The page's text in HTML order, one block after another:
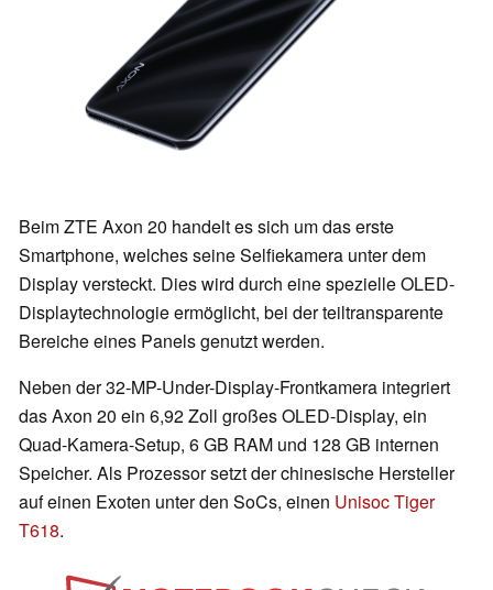
Beim ZTE Axon 20 handelt es sich um das erste
Smartphone, welches seine Selfiekamera unter dem
Display versteckt. Dies wird durch eine spezielle OLED-
Displaytechnologie ermöglicht, bei der teiltransparente
Bereiche eines Panels genutzt werden.
Neben der 32-MP-Under-Display-Frontkamera integriert
das Axon 20 ein 6,92 Zoll großes OLED-Display, ein
Quad-Kamera-Setup, 6 GB RAM und 128 GB internen
Speicher. Als Prozessor setzt der chinesische Hersteller
auf einen Exoten unter den SoCs, einen Unisoc Tiger
T618.